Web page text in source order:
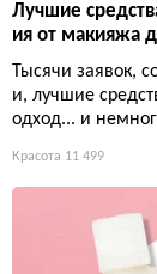
Лучшие
ия от макияжа
Тысячи заявок,
и, лучшие
одход... и
Красота 11 499